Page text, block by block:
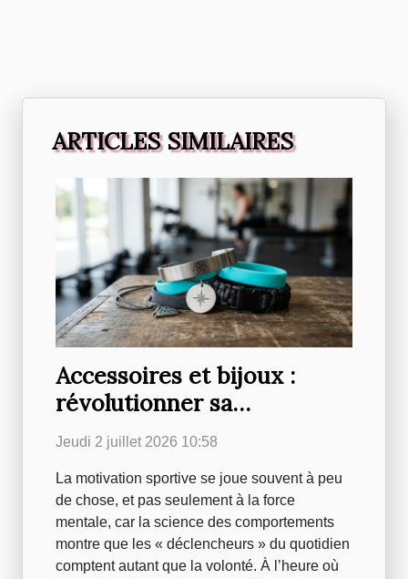
ARTICLES SIMILAIRES
Accessoires et bijoux :
révolutionner sa
motivation au sport en un
détail
Jeudi 2 juillet 2026 10:58
La motivation sportive se joue souvent à peu
de chose, et pas seulement à la force
mentale, car la science des comportements
montre que les « déclencheurs » du quotidien
comptent autant que la volonté. À l’heure où